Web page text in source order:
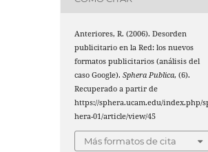
Anteriores, R. (2006). Desorden
publicitario en la Red: los nuevos
formatos publicitarios (análisis del
caso Google).Sphera Publica, (6).
Recuperado a partir de
https://sphera.ucam.edu/index.php/
hera-01/article/view/45
Más formatos de cita